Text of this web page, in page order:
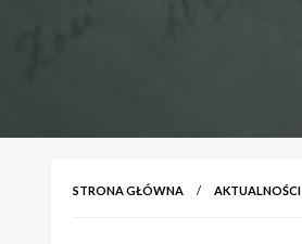
STRONA GŁÓWNA AKTUALNOŚCI